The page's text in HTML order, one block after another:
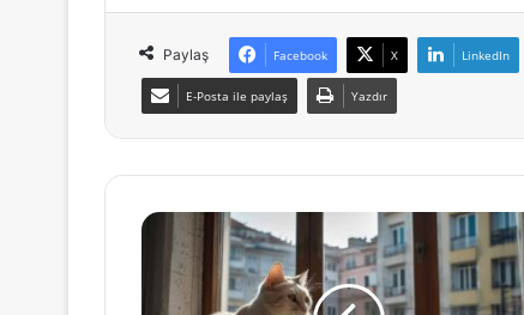
Paylaş Facebook X LinkedIn
E-Posta ile paylaş Yazdır
Sokak
Kedisi
Bulut’un